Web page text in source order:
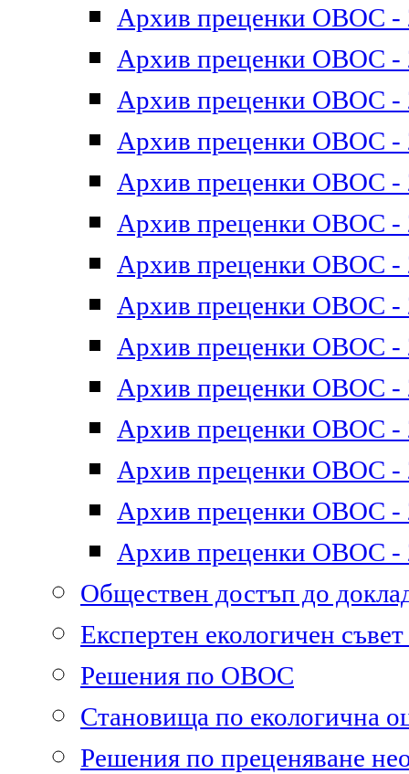
Архив преценки ОВОС -
Архив преценки ОВОС -
Архив преценки ОВОС -
Архив преценки ОВОС -
Архив преценки ОВОС -
Архив преценки ОВОС -
Архив преценки ОВОС -
Архив преценки ОВОС -
Архив преценки ОВОС -
Архив преценки ОВОС -
Архив преценки ОВОС -
Архив преценки ОВОС -
Архив преценки ОВОС -
Архив преценки ОВОС -
Обществен достъп до
Експертен екологичен
Решения по ОВОС
Становища по екологична
Решения по преценяване